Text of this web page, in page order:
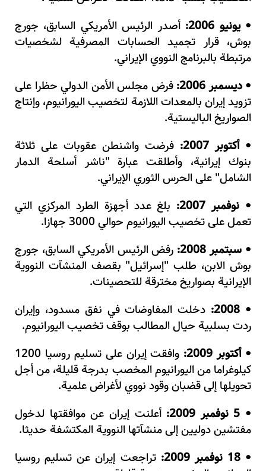
•يونيو 2006:
أصدر الرئيس الأمريكي السابق، جورج
بوش، قرار تجميد الحسابات المصرفية لشخصيات
مرتبطة بالبرنامج النووي الإيراني.
•ديسمبر 2006:
فرض مجلس الأمن الدولي حظرا على
تزويد إيران بالمعدات اللازمة لتخصيب اليورانيوم، وإنتاج
الصواريخ الباليستية.
•أكتوبر 2007:
فرضت واشنطن عقوبات على ثلاثة
بنوك إيرانية، وأطلقت عبارة "ناشر أسلحة الدمار
الشامل" على الحرس الثوري الإيراني.
• نوفمبر 2007:
بلغ عدد أجهزة الطرد المركزي التي
تعمل على تخصيب اليورانيوم حوالي 3000 جهازا.
• سبتمبر 2008:
رفض الرئيس الأمريكي السابق، جورج
بوش الابن، طلب "إسرائيل" بقصف المنشآت النووية
الإيرانية بصواريخ مخترقة للتحصينات.
•
2008: دخلت المفاوضات في نفق مسدود، وإيران
ردت بسلبية حيال المطالب بوقف تخصيب اليورانيوم.
•أكتوبر 2009:
وافقت إيران على تسليم روسيا 1200
كيلوغراما من اليورانيوم المخصب بدرجة قليلة، من أجل
تحويلها إلى قضبان وقود نووي لأغراض علمية.
• 5 نوفمبر 2009:
أعلنت إيران عن موافقتها لدخول
مفتشين دوليين إلى منشآتها النووية المكتشفة حديثا.
•18 نوفمبر 2009:
تراجعت إيران عن تسليم روسيا